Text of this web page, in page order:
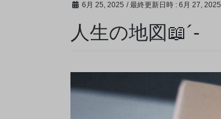
6月 25, 2025 / 最終更新日時 : 6月 27, 2025
人生の地図📖´-